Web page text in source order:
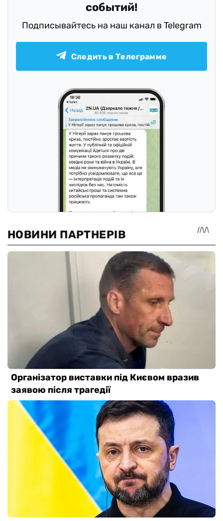
событий!
Подписывайтесь на наш канал в Telegram
Следить в Телеграмме